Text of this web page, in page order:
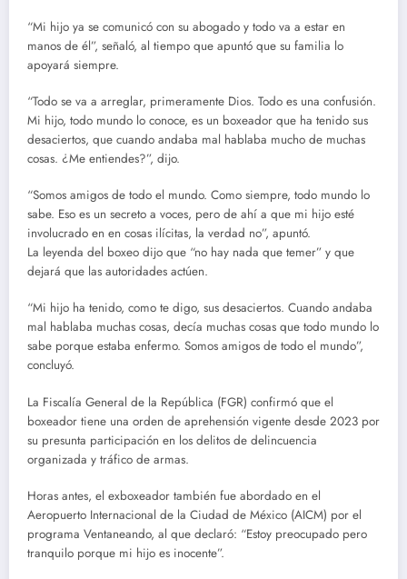
“Mi hijo ya se comunicó con su abogado y todo va a estar en
manos de él”, señaló, al tiempo que apuntó que su familia lo
apoyará siempre.
“Todo se va a arreglar, primeramente Dios. Todo es una confusión.
Mi hijo, todo mundo lo conoce, es un boxeador que ha tenido sus
desaciertos, que cuando andaba mal hablaba mucho de muchas
cosas. ¿Me entiendes?”, dijo.
“Somos amigos de todo el mundo. Como siempre, todo mundo lo
sabe. Eso es un secreto a voces, pero de ahí a que mi hijo esté
involucrado en en cosas ilícitas, la verdad no”, apuntó.
La leyenda del boxeo dijo que “no hay nada que temer” y que
dejará que las autoridades actúen.
“Mi hijo ha tenido, como te digo, sus desaciertos. Cuando andaba
mal hablaba muchas cosas, decía muchas cosas que todo mundo lo
sabe porque estaba enfermo. Somos amigos de todo el mundo”,
concluyó.
La Fiscalía General de la República (FGR) confirmó que el
boxeador tiene una orden de aprehensión vigente desde 2023 por
su presunta participación en los delitos de delincuencia
organizada y tráfico de armas.
Horas antes, el exboxeador también fue abordado en el
Aeropuerto Internacional de la Ciudad de México (AICM) por el
programa Ventaneando, al que declaró: “Estoy preocupado pero
tranquilo porque mi hijo es inocente”.